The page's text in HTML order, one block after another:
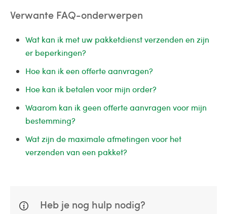
Verwante FAQ-onderwerpen
Wat kan ik met uw pakketdienst verzenden en zijn
er beperkingen?
Hoe kan ik een offerte aanvragen?
Hoe kan ik betalen voor mijn order?
Waarom kan ik geen offerte aanvragen voor mijn
bestemming?
Wat zijn de maximale afmetingen voor het
verzenden van een pakket?
Heb je nog hulp nodig?